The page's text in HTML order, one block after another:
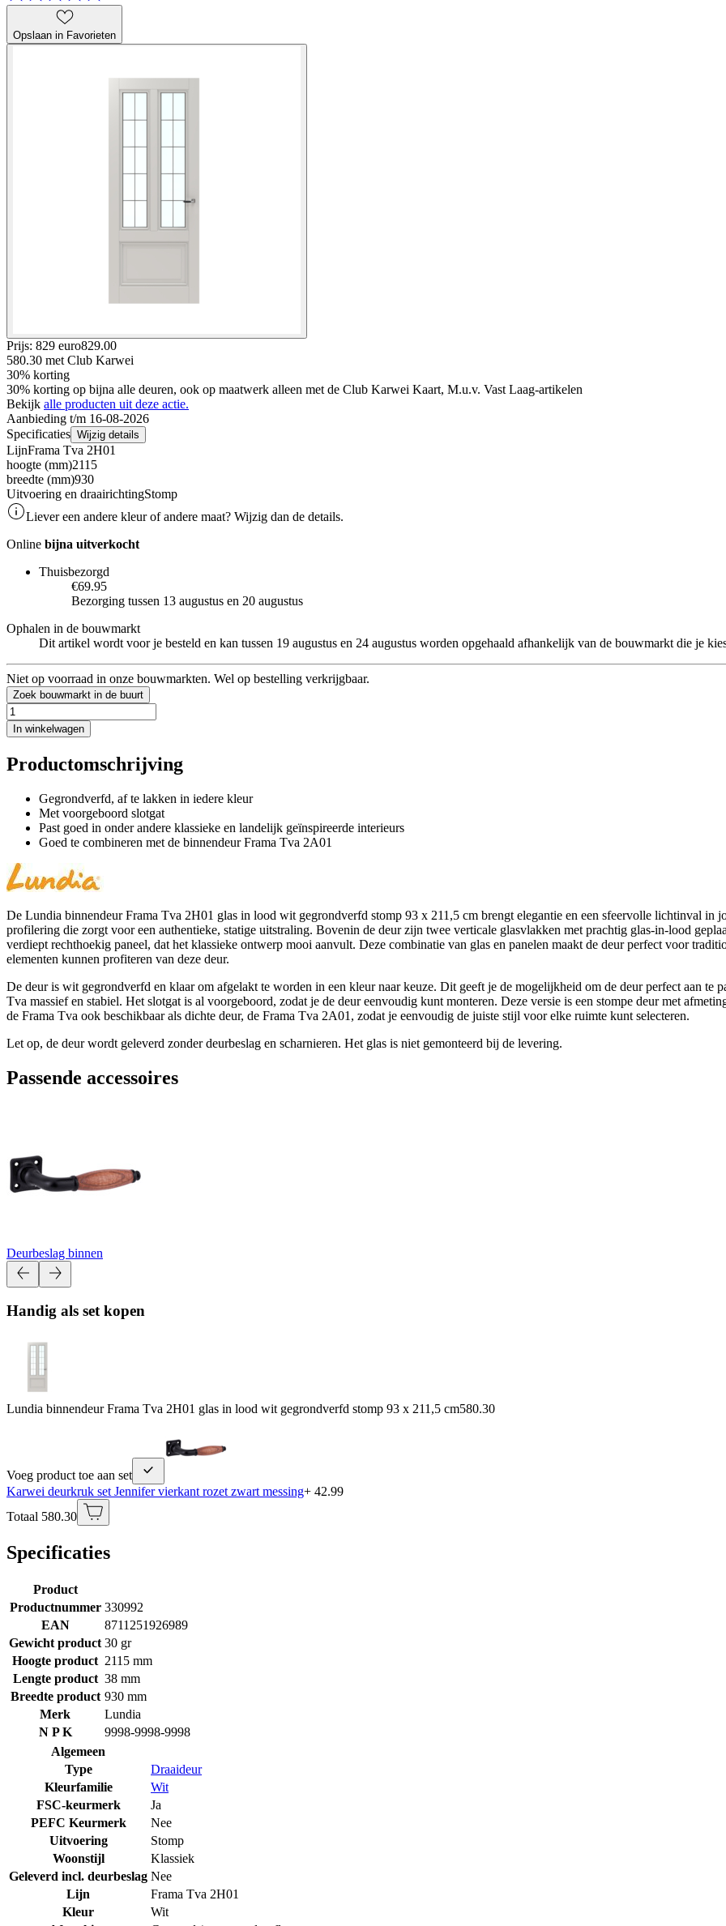
Opslaan in Favorieten
Prijs: 829 euro829.00
580.30 met Club Karwei
30% korting
30% korting op bijna alle deuren, ook op maatwerk alleen met de Club Karwei Kaart, M.u.v. Vast Laag-artikelen
Bekijk alle producten uit deze actie.
Aanbieding t/m 16-08-2026
Specificaties Wijzig details
LijnFrama Tva 2H01
hoogte (mm)2115
breedte (mm)930
Uitvoering en draairichtingStomp
Liever een andere kleur of andere maat? Wijzig dan de details.
Online bijna uitverkocht
Thuisbezorgd
€69.95
Bezorging tussen 13 augustus en 20 augustus
Ophalen in de bouwmarkt
Dit artikel wordt voor je besteld en kan tussen 19 augustus en 24 augustus worden opgehaald afhankelijk van de bouwmarkt die je
Niet op voorraad in onze bouwmarkten. Wel op bestelling verkrijgbaar.
Zoek bouwmarkt in de buurt
In winkelwagen
Productomschrijving
Gegrondverfd, af te lakken in iedere kleur
Met voorgeboord slotgat
Past goed in onder andere klassieke en landelijk geïnspireerde interieurs
Goed te combineren met de binnendeur Frama Tva 2A01
De Lundia binnendeur Frama Tva 2H01 glas in lood wit gegrondverfd stomp 93 x 211,5 cm brengt elegantie en een sfeervolle lichtinval in
profilering die zorgt voor een authentieke, statige uitstraling. Bovenin de deur zijn twee verticale glasvlakken met prachtig glas-in-lood
verdiept rechthoekig paneel, dat het klassieke ontwerp mooi aanvult. Deze combinatie van glas en panelen maakt de deur perfect voor
elementen kunnen profiteren van deze deur.
De deur is wit gegrondverfd en klaar om afgelakt te worden in een kleur naar keuze. Dit geeft je de mogelijkheid om de deur perfect aan te
Tva massief en stabiel. Het slotgat is al voorgeboord, zodat je de deur eenvoudig kunt monteren. Deze versie is een stompe deur met
de Frama Tva ook beschikbaar als dichte deur, de Frama Tva 2A01, zodat je eenvoudig de juiste stijl voor elke ruimte kunt selecteren.
Let op, de deur wordt geleverd zonder deurbeslag en scharnieren. Het glas is niet gemonteerd bij de levering.
Passende accessoires
Deurbeslag binnen
Handig als set kopen
Lundia binnendeur Frama Tva 2H01 glas in lood wit gegrondverfd stomp 93 x 211,5 cm580.30
Voeg product toe aan set
Karwei deurkruk set Jennifer vierkant rozet zwart messing+ 42.99
Totaal 580.30
Specificaties
Product
Productnummer 330992
EAN
8711251926989
Gewicht product 30 gr
Hoogte product 2115 mm
Lengte product 38 mm
Breedte product 930 mm
Merk
Lundia
N P K
9998-9998-9998
Algemeen
Type
Draaideur
Kleurfamilie
Wit
FSC-keurmerk
Ja
PEFC Keurmerk
Nee
Uitvoering
Stomp
Woonstijl
Klassiek
Geleverd incl. deurbeslag Nee
Lijn
Frama Tva 2H01
Kleur
Wit